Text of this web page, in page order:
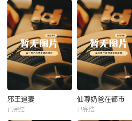
热播
邪王追妻
邪王追妻
已完结
热播
仙尊奶爸在都市
已完结